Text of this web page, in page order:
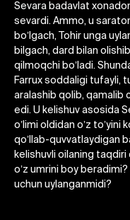
Sevara badavlat
sevardi. Аmmo, u
boʼlgach, Tohir unga
bilgach, dard bilan
qilmoqchi boʼladi.
Farrux soddaligi tufayli,
aralashib qolib, qamalib
edi. U kelishuv asosida
oʼlimi oldidan oʼz toʼyini
qoʼllab-quvvatlaydigan
kelishuvli oilaning
oʼz umrini boy
uchun uylanganmidi?
Отменить